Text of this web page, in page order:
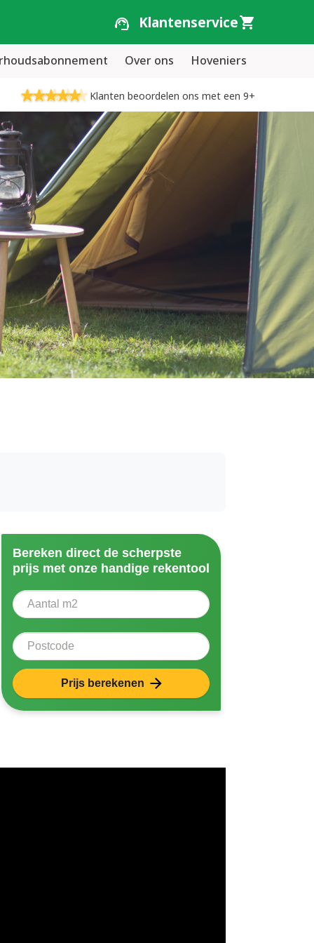
Klantenservice
Over ons Hoveniers
Klanten beoordelen ons met een 9+
Bereken direct de scherpste
prijs met onze handige rekentool
Aantal vierkante meter
Postcode
Prijs berekenen